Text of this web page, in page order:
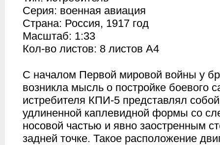
Серия: военная авиация
Страна: Россия, 1917 год
Масштаб: 1:33
Кол-во листов: 8 листов A4
С началом Первой мировой войны у
возникла мысль о постройке боевого
истребителя КПИ-5 представлял
удлиненной каплевидной формы со
носовой частью и явно заостренным
задней точке. Такое расположение